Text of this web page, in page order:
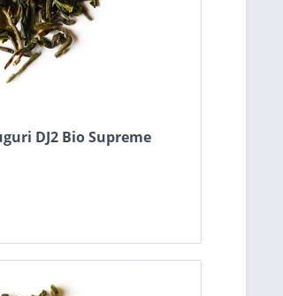
DJ2 Bio Supreme